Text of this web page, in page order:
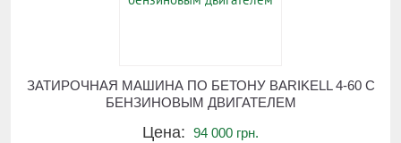
ЗАТИРОЧНАЯ МАШИНА ПО БЕТОНУ BARIKELL 4-60 С
БЕНЗИНОВЫМ ДВИГАТЕЛЕМ
Цена: 94 000 грн.